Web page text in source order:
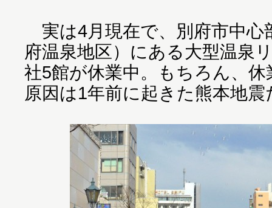
実は4月現在で、別府市中心
府温泉地区）にある大型温泉
社5館が休業中。もちろん、
原因は1年前に起きた熊本地震